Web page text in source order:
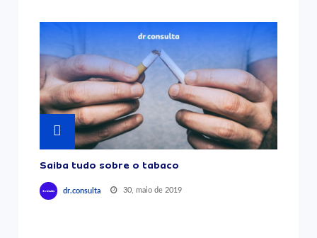
Saiba tudo sobre o tabaco
dr.consulta 30, maio de 2019